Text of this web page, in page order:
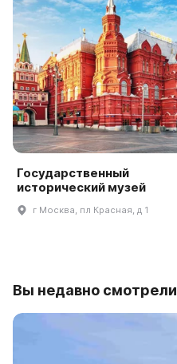
Государственный
исторический музей
г Москва, пл Красная, д 1
Вы недавно смотрели